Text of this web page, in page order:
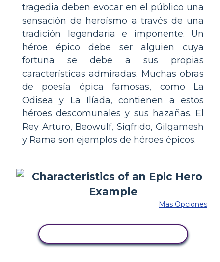
tragedia deben evocar en el público una
sensación de heroísmo a través de una
tradición legendaria e imponente. Un
héroe épico debe ser alguien cuya
fortuna se debe a sus propias
características admiradas. Muchas obras
de poesía épica famosas, como La
Odisea y La Ilíada, contienen a estos
héroes descomunales y sus hazañas. El
Rey Arturo, Beowulf, Sigfrido, Gilgamesh
y Rama son ejemplos de héroes épicos.
Mas Opciones